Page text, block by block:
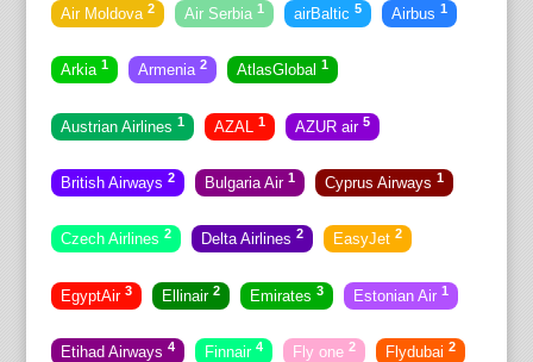
Air Moldova 2 Air Serbia 1 airBaltic 5 Airbus 1
Arkia 1 Armenia 2 AtlasGlobal 1
Austrian Airlines 1 AZAL 1 AZUR air 5
British Airways 2 Bulgaria Air 1 Cyprus Airways 1
Czech Airlines 2 Delta Airlines 2 EasyJet 2
EgyptAir 3 Ellinair 2 Emirates 3 Estonian Air 1
Etihad Airways 4 Finnair 4 Fly one 2 Flydubai 2